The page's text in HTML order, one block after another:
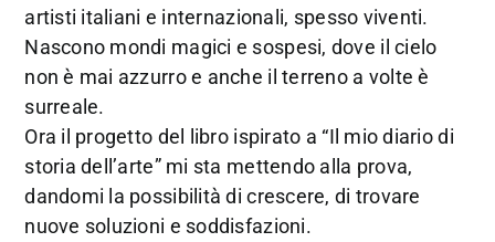
artisti italiani e internazionali, spesso viventi.
Nascono mondi magici e sospesi, dove il cielo
non è mai azzurro e anche il terreno a volte è
surreale.
Ora il progetto del libro ispirato a “Il mio diario di
storia dell’arte” mi sta mettendo alla prova,
dandomi la possibilità di crescere, di trovare
nuove soluzioni e soddisfazioni.